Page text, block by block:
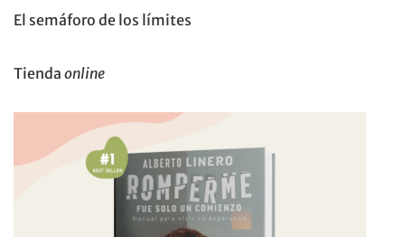
El semáforo de los límites
Tienda online